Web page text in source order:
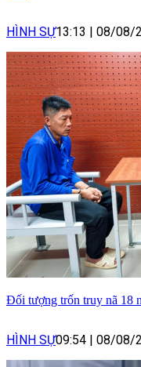
HÌNH SỰ13:13 08/08/
Đối tượng trốn truy nã 18
HÌNH SỰ09:54 08/08/